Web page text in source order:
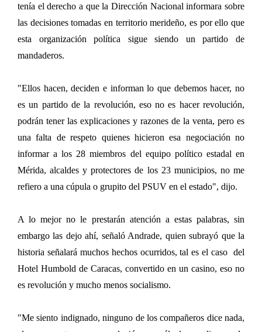
tenía el derecho a que la Dirección Nacional informara sobre
las decisiones tomadas en territorio merideño, es por ello que
esta organización política sigue siendo un partido de
mandaderos.
"Ellos hacen, deciden e informan lo que debemos hacer, no
es un partido de la revolución, eso no es hacer revolución,
podrán tener las explicaciones y razones de la venta, pero es
una falta de respeto quienes hicieron esa negociación no
informar a los 28 miembros del equipo político estadal en
Mérida, alcaldes y protectores de los 23 municipios, no me
refiero a una cúpula o grupito del PSUV en el estado", dijo.
A lo mejor no le prestarán atención a estas palabras, sin
embargo las dejo ahí, señaló Andrade, quien subrayó que la
historia señalará muchos hechos ocurridos, tal es el caso del
Hotel Humbold de Caracas, convertido en un casino, eso no
es revolución y mucho menos socialismo.
"Me siento indignado, ninguno de los compañeros dice nada,